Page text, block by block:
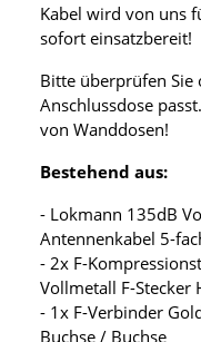
Kabel wird von uns
sofort einsatzbereit!
Bitte überprüfen Sie
Anschlussdose
von Wanddosen!
Bestehend aus:
- Lokmann 135dB
Antennenkabel 5-
- 2x F-
Vollmetall F-Stecker
- 1x F-Verbinder
Buchse / Buchse